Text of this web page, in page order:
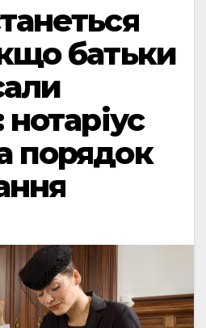
батьки
нотаріус
порядок